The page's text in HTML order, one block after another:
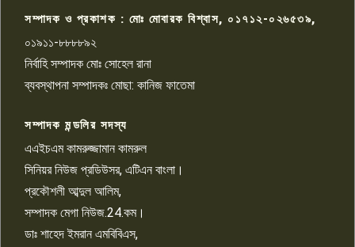
চাঁদাবাজি ও হয়রানির অভিযোগ
১০
সম্পাদক ও প্রকাশক : মোঃ মোবারক বিশ্বাস, ০১৭১২-০২৬৫৩৯,
০১৯১১-৮৮৮৮৯২
নির্বাহি সম্পাদক মোঃ সোহেল রানা
ব্যবস্থাপনা সম্পাদকঃ মোছা: কানিজ ফাতেমা
সম্পাদক মন্ডলির সদস্য
এএইচএম কামরুজ্জামান কামরুল
সিনিয়র নিউজ প্রডিউসর, এটিএন বাংলা।
প্রকৌশলী আব্দুল আলিম,
সম্পাদক মেগা নিউজ.24.কম।
ডাঃ শাহেদ ইমরান এমবিবিএস,